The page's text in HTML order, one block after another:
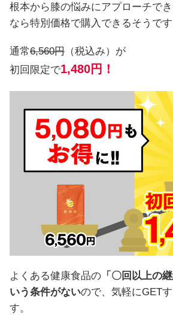
根本から膝の悩みにアプローチで
なら特別価格で購入できるそうです
通常6,560円 （税込み）が
初回限定で1,480円！
よくある健康食品の 「〇回以上の
いう条件がないので、気軽にGET
す。